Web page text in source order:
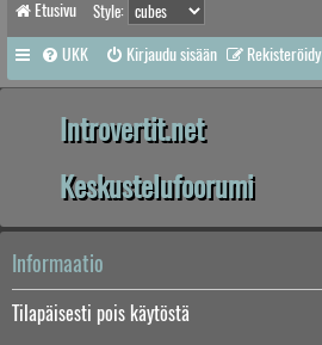
Etusivu Style:
UKK Kirjaudu sisään Rekisteröidy
Introvertit.net
Keskustelufoorumi
Informaatio
Tilapäisesti pois käytöstä